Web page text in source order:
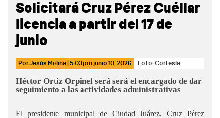
Solicitará Cruz Pérez Cuéllar
licencia a partir del 17 de
junio
PorJesús Molina 5:03 pmjunio 10, 2026 Foto: Cortesía
Héctor Ortiz Orpinel será será el encargado de dar
seguimiento a las actividades administrativas
El presidente municipal de Ciudad Juárez, Cruz Pérez